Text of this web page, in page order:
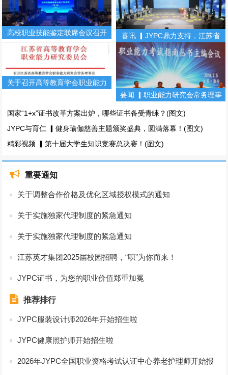
高校职业技能鉴定联席会议召开
（第二期）
喜讯 ▎JYPC鼎力支持，江苏省
第十届大学生知识竞赛！(图文)
关于召开高等教育学会职业能力
书主编会的通知
要闻 ▎职业能力研究会常务理事
会暨职业能力考试指南丛书主编
国家“1+x”证书改革方案出炉，哪些证书备受青睐？(图文)
JYPC与育仁 ▎健身瑜伽慈善主题颁奖盛典，圆满落幕！(图文)
精彩视频 ▎第十届大学生知识竞赛总决赛！(图文)
重要通知
关于调整合作价格及优化区域授权模式的通知
关于实施独家代理制度的紧急通知
关于实施独家代理制度的紧急通知
江苏英才集团2025届校园招聘，“职”为你而来！
JYPC证书，为您的职业价值郑重加冕
推荐排行
JYPC服装设计师2026年开始招生啦
JYPC健康照护师开始招生啦
2026年JYPC全国职业资格考试认证中心养老护理师开始报